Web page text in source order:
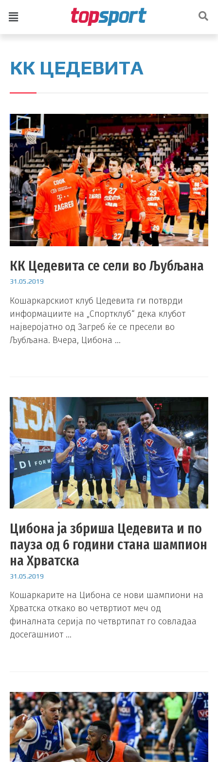
КК ЦЕДЕВИТА
КК Цедевита се сели во Љубљана
31.05.2019
Кошаркарскиот клуб Цедевита ги потврди
информациите на „Спортклуб“ дека клубот
најверојатно од Загреб ќе се пресели во
Љубљана. Вчера, Цибона …
Цибона ја збриша Цедевита и по
пауза од 6 години стана шампион
на Хрватска
31.05.2019
Кошаркарите на Цибона се нови шампиони на
Хрватска откако во четвртиот меч од
финалната серија по четвртипат го совладаа
досегашниот …